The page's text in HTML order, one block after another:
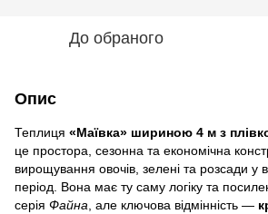
До обраного
Опис
Теплиця «Маївка» шириною 4 м з
це простора, сезонна та економічна
вирощування овочів, зелені та розсади у
період. Вона має ту саму логіку та
серія Файна , але ключова відмінність —